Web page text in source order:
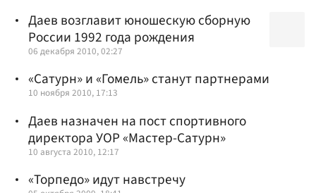
Даев возглавит юношескую сборную
России 1992 года рождения
06 декабря 2010, 02:27
«Сатурн» и «Гомель» станут партнерами
10 ноября 2010, 17:13
Даев назначен на пост спортивного
директора УОР «Мастер-Сатурн»
10 августа 2010, 12:17
«Торпедо» идут навстречу